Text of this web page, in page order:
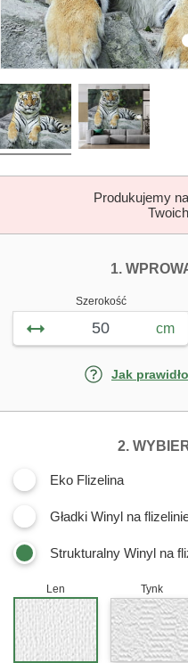
Produkujemy
1.
Szerokość
cm
Jak
2.
Eko Flizelina
Gładki Winyl na
Strukturalny Winyl na
Len Tynk